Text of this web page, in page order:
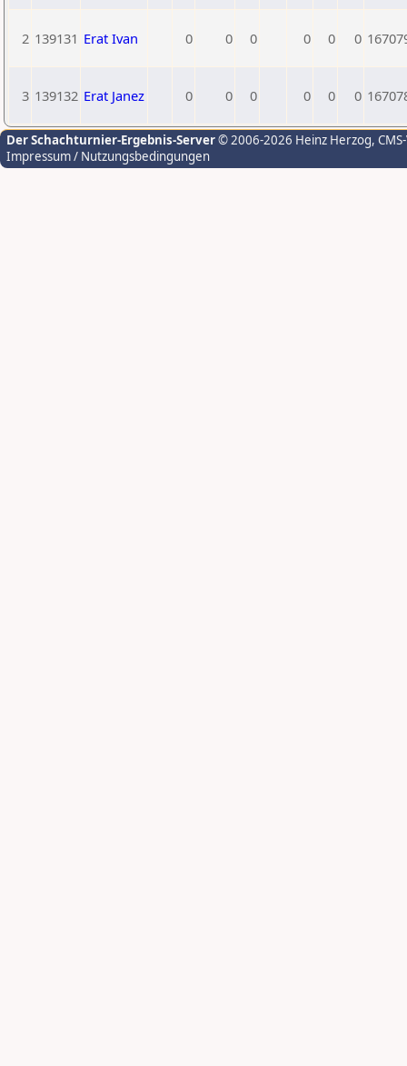
2 139131 Erat Ivan 0 0 0 0 0 0
3 139132 Erat Janez 0 0 0 0 0 0
Der Schachturnier-Ergebnis-Server© 2006-2026 Heinz Herzog,
Impressum / Nutzungsbedingungen